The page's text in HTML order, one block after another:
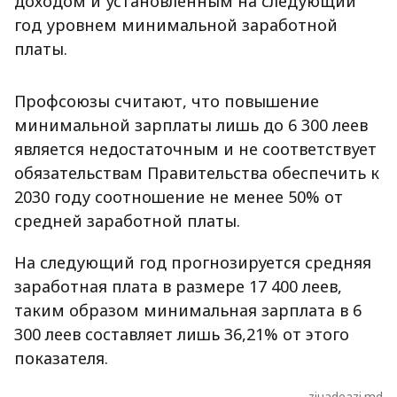
год уровнем минимальной заработной
платы.
Профсоюзы считают, что повышение
минимальной зарплаты лишь до 6 300 леев
является недостаточным и не соответствует
обязательствам Правительства обеспечить к
2030 году соотношение не менее 50% от
средней заработной платы.
На следующий год прогнозируется средняя
заработная плата в размере 17 400 леев,
таким образом минимальная зарплата в 6
300 леев составляет лишь 36,21% от этого
показателя.